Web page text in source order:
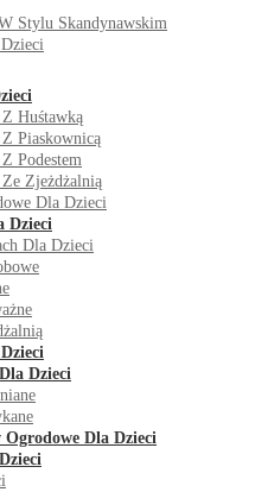
Stylu Skandynawskim
Huśtawką
Piaskownicą
Podestem
Zjeżdżalnią
Dla Dzieci
Dzieci
Dla Dzieci
Dzieci
Dla Dzieci